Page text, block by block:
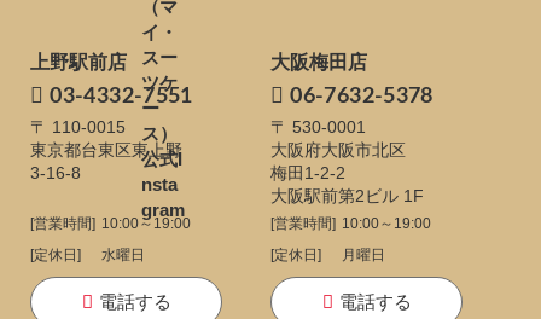
上野駅前店
03-4332-7551
〒 110-0015
東京都台東区東上野
3-16-8
[営業時間] 10:00～19:00
[定休日]
水曜日
電話する
大阪梅田店
06-7632-5378
〒 530-0001
大阪府大阪市北区
梅田1-2-2
大阪駅前第2ビル 1F
[営業時間] 10:00～19:00
[定休日]
月曜日
電話する